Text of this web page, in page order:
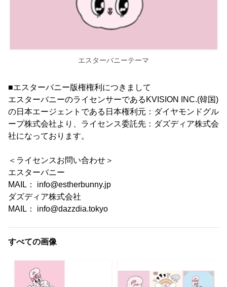
エスターバニーテーマ
■エスターバニー版権権利につきまして
エスターバニーのライセンサーであるKVISION INC.(韓国)
の日本エージェントである日本権利元：ダイヤモンドグル
ープ株式会社より、ライセンス委託先：ダズディア株式会
社になっております。
＜ライセンスお問い合わせ＞
エスターバニー
MAIL： info@estherbunny.jp
ダズディア株式会社
MAIL： info@dazzdia.tokyo
すべての画像